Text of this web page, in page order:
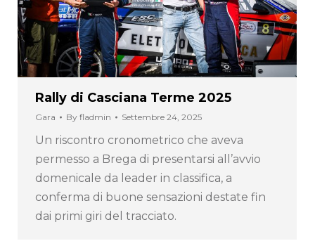
Rally di Casciana Terme 2025
Gara By fladmin Settembre 24, 2025
Un riscontro cronometrico che aveva
permesso a Brega di presentarsi all’avvio
domenicale da leader in classifica, a
conferma di buone sensazioni destate fin
dai primi giri del tracciato.